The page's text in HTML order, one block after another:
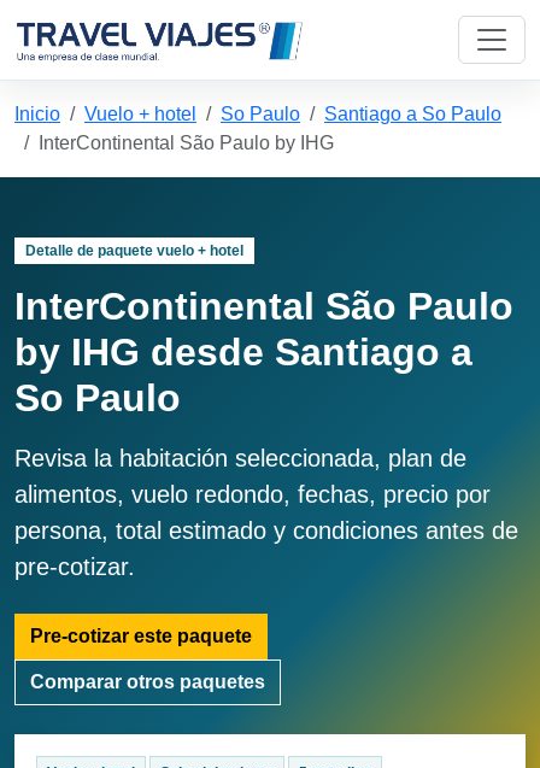
Inicio Vuelo + hotel So Paulo
Santiago a So Paulo
InterContinental São Paulo by IHG
Detalle de paquete vuelo + hotel
InterContinental São Paulo
by IHG desde Santiago a
So Paulo
Revisa la habitación seleccionada, plan de
alimentos, vuelo redondo, fechas, precio por
persona, total estimado y condiciones antes de
pre-cotizar.
Pre-cotizar este paquete
Comparar otros paquetes